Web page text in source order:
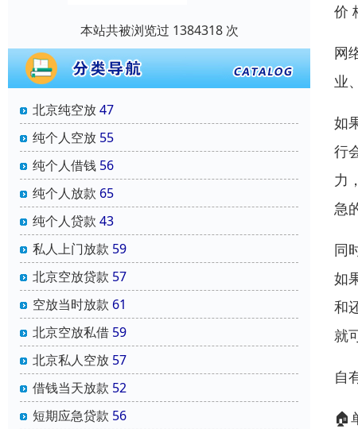
本站共被浏览过 1384318 次
北京纯空放47
纯个人空放 55
纯个人借钱 56
纯个人放款 65
纯个人贷款 43
私人上门放款 59
北京空放贷款 57
空放当时放款 61
北京空放私借 59
北京私人空放 57
借钱当天放款 52
短期应急贷款 56
价
网
业
如
行
力
急
同
如
和
就
自
🏠